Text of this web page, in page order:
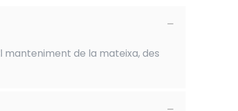
manteniment de la mateixa, des